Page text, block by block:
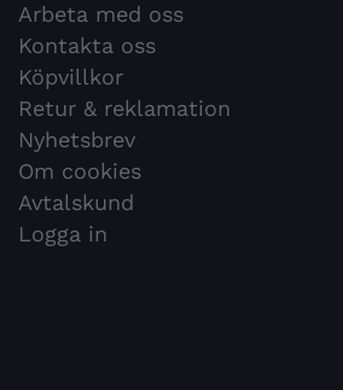
Arbeta med oss
Kontakta oss
Köpvillkor
Retur & reklamation
Nyhetsbrev
Om cookies
Avtalskund
Logga in